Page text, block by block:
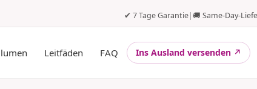
✔ 7 Tage Garantie|🚚 Same-Day-
Leitfäden FAQ Ins Ausland versenden ↗